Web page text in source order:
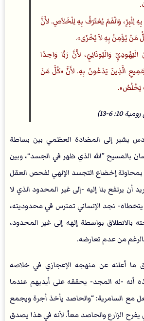
لِلْبِرِّ، وَالْفَمَ يُعْتَرَفُ بِهِ لِلْخَلاَصِ. لأَنَّ
مَنْ يُؤْمِنُ بِهِ لاَ يُخْزَى».
وَالْيُونَانِيِّ، لأَنَّ رَبًّا وَاحِدًا
الَّذِينَ يَدْعُونَ بِهِ. لأَنَّ «كُلَّ مَنْ
يَخْلُصُ».
10: 6-13)
يشير إلى المضادة العظمي بين بساطة
بالمسيح ”الله الذي ظهر في الجسد“، وبين
إخضاع التجسد الإلهي لفحص العقل
أن يرتفع بنا إليه -إلى غير المحدود الذي لا
نجد الإنساني تمترس في محدوديته،
بواسطة إلهه إلى غير المحدود،
من عدم تعارضه.
ما أعلنه عن منهجه الإعجازي في خلاصه
أنه -له المجد- يحققه على أيديهم عندما
مع السامرية: “والحاصد يأخذ أجرة ويجمع
يفرح الزارع والحاصد معاً. لأنه في هذا يصدق